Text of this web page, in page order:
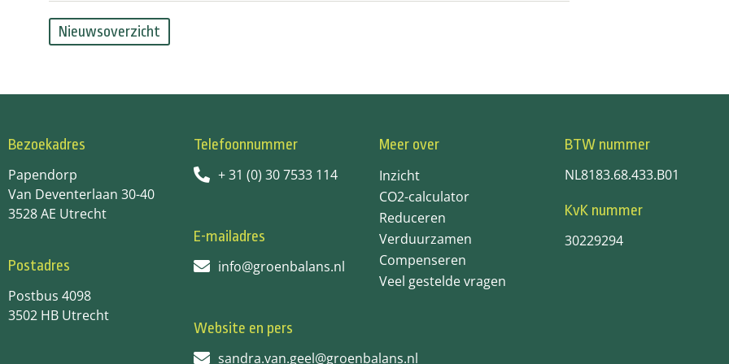
Nieuwsoverzicht
Bezoekadres
Papendorp
Van Deventerlaan 30-40
3528 AE Utrecht
Postadres
Postbus 4098
3502 HB Utrecht
Telefoonnummer
+ 31 (0) 30 7533 114
E-mailadres
info@groenbalans.nl
Website en pers
sandra.van.geel@groenbalans.nl
Meer over
Inzicht
CO2-calculator
Reduceren
Verduurzamen
Compenseren
Veel gestelde vragen
BTW nummer
NL8183.68.433.B01
KvK nummer
30229294